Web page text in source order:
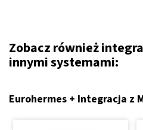
Zobacz również
innymi systemami:
Eurohermes + Integracja z